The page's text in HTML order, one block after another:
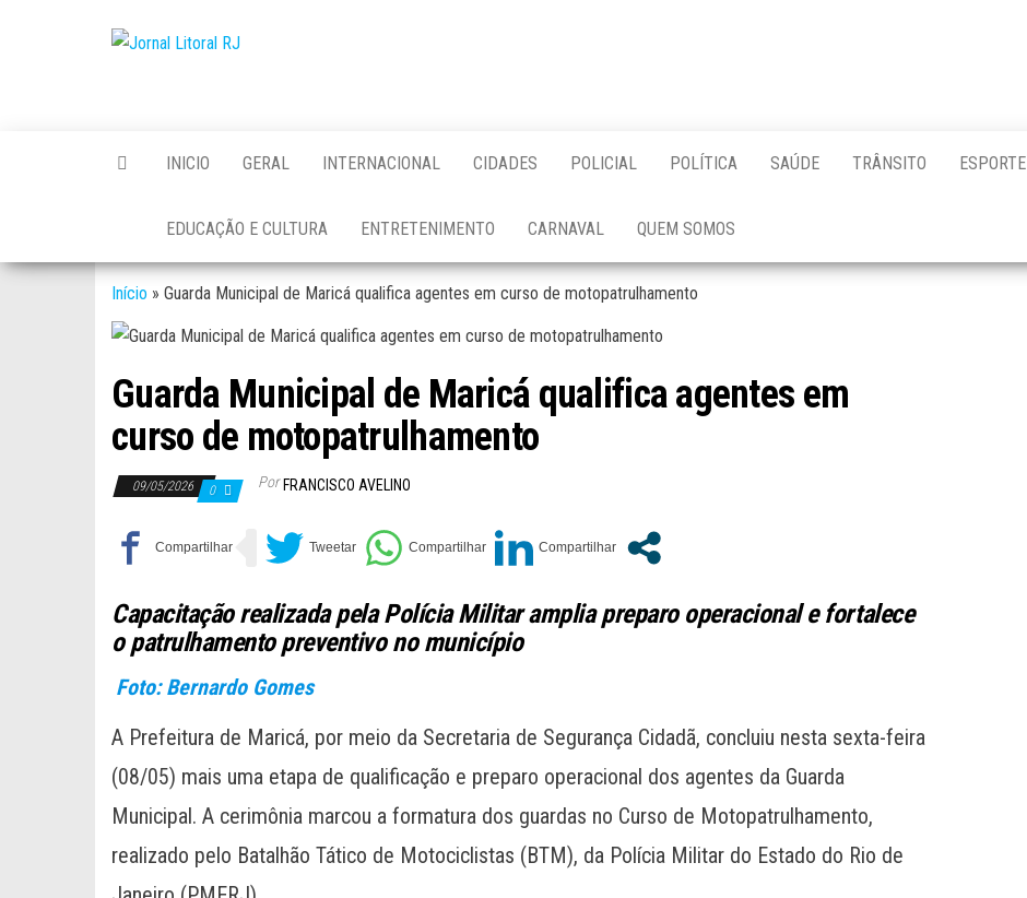
INICIO GERAL INTERNACIONAL CIDADES POLICIAL POLÍTICA SAÚDE TRÂNSITO ESPORTE
EDUCAÇÃO E CULTURA ENTRETENIMENTO CARNAVAL QUEM SOMOS
Início » Guarda Municipal de Maricá qualifica agentes em curso de motopatrulhamento
Guarda Municipal de Maricá qualifica agentes em
curso de motopatrulhamento
09/05/2026 0 Por FRANCISCO AVELINO
Capacitação realizada pela Polícia Militar amplia preparo operacional e fortalece
o patrulhamento preventivo no município
Foto: Bernardo Gomes
A Prefeitura de Maricá, por meio da Secretaria de Segurança Cidadã, concluiu nesta sexta-feira
(08/05) mais uma etapa de qualificação e preparo operacional dos agentes da Guarda
Municipal. A cerimônia marcou a formatura dos guardas no Curso de Motopatrulhamento,
realizado pelo Batalhão Tático de Motociclistas (BTM), da Polícia Militar do Estado do Rio de